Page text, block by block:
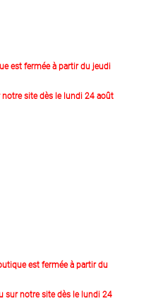
est fermée à partir du jeudi
site dès le lundi 24 août
est fermée à partir du
sur notre site dès le lundi 24